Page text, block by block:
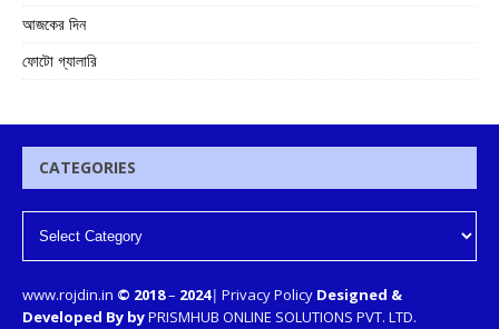
আজকের দিন
ফোটো গ্যালারি
CATEGORIES
www.rojdin.in © 2018– 2024| Privacy Policy Designed &
Developed By byPRISMHUB ONLINE SOLUTIONS PVT. LTD.